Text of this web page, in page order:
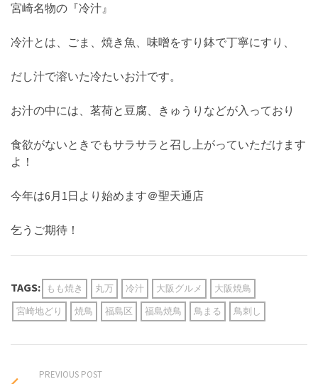
宮崎名物の『冷汁』
冷汁とは、ごま、焼き魚、味噌をすり鉢で丁寧にすり、
だし汁で溶いた冷たいお汁です。
お汁の中には、茗荷と豆腐、きゅうりなどが入っており
食欲がないときでもサラサラと召し上がっていただけます
よ！
今年は6月1日より始めます＠聖天通店
乞うご期待！
TAGS: もも焼き 丸万 冷汁 大阪グルメ
大阪焼鳥
宮崎地どり
焼鳥 福島区 福島焼鳥 鳥まる 鳥刺し
PREVIOUS POST